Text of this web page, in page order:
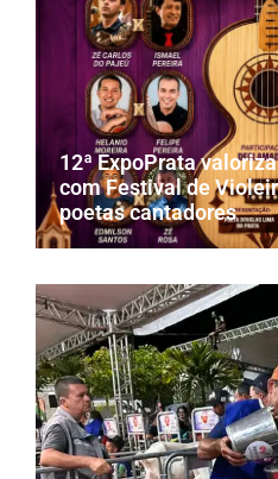
12ª ExpoPrata
com Festival de
poetas cantadores